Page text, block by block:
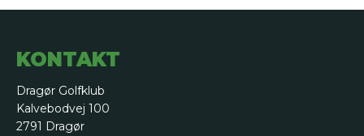
KONTAKT
Dragør Golfklub
Kalvebodvej 100
2791 Dragør